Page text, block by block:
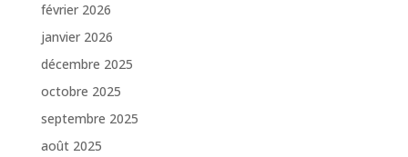
février 2026
janvier 2026
décembre 2025
octobre 2025
septembre 2025
août 2025